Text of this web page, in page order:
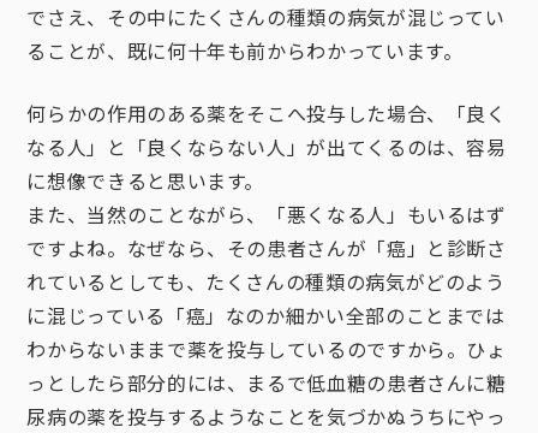
でさえ、その中にたくさんの種類の病気が混じってい
ることが、既に何十年も前からわかっています。
何らかの作用のある薬をそこへ投与した場合、「良く
なる人」と「良くならない人」が出てくるのは、容易
に想像できると思います。
また、当然のことながら、「悪くなる人」もいるはず
ですよね。なぜなら、その患者さんが「癌」と診断さ
れているとしても、たくさんの種類の病気がどのよう
に混じっている「癌」なのか細かい全部のことまでは
わからないままで薬を投与しているのですから。ひょ
っとしたら部分的には、まるで低血糖の患者さんに糖
尿病の薬を投与するようなことを気づかぬうちにやっ